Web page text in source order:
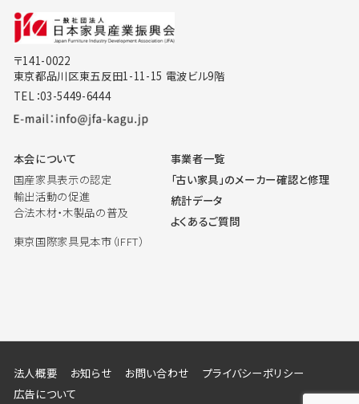
〒141-0022
東京都品川区東五反田1-11-15 電波ビル9階
TEL：03-5449-6444
本会について
国産家具表示の認定
輸出活動の促進
合法木材・木製品の普及
東京国際家具見本市（IFFT）
事業者一覧
「古い家具」のメーカー確認と修理
統計データ
よくあるご質問
法人概要 お知らせ お問い合わせ
プライバシーポリシー
広告について